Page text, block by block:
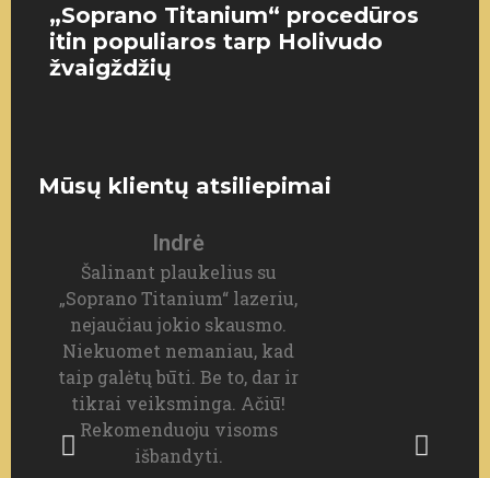
„Soprano Titanium“ procedūros
itin populiaros tarp Holivudo
žvaigždžių
Mūsų klientų atsiliepimai
Indrė
Šalinant plaukelius su
„Soprano Titanium“ lazeriu,
nejaučiau jokio skausmo.
Niekuomet nemaniau, kad
taip galėtų būti. Be to, dar ir
tikrai veiksminga. Ačiū!
Rekomenduoju visoms
išbandyti.